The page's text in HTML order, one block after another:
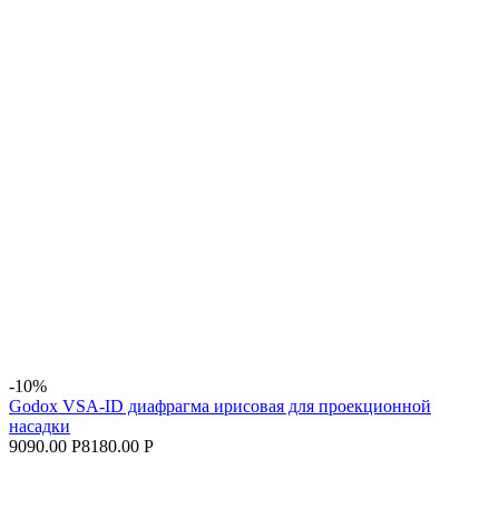
-10%
Godox VSA-ID диафрагма ирисовая для проекционной
насадки
9090.00 Р8180.00 Р